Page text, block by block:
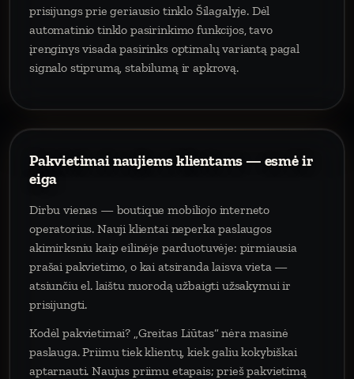
prisijungs prie geriausio tinklo Šilagalyje. Dėl
automatinio tinklo pasirinkimo funkcijos, tavo
įrenginys visada pasirinks optimalų variantą pagal
signalo stiprumą, stabilumą ir apkrovą.
Pakvietimai naujiems klientams — esmė ir
eiga
Dirbu vienas — boutique mobiliojo interneto
operatorius. Nauji klientai neperka paslaugos
akimirksniu kaip eilinėje parduotuvėje: pirmiausia
prašai pakvietimo, o kai atsiranda laisva vieta —
atsiunčiu el. laištu nuorodą užbaigti užsakymui ir
prisijungti.
Kodėl pakvietimai? „Greitas Liūtas“ nėra masinė
paslauga. Priimu tiek klientų, kiek galiu kokybiškai
aptarnauti. Naujus priimu etapais; prieš pakvietimą